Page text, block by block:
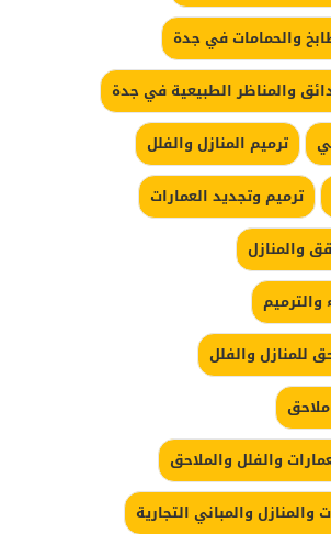
والحمامات في جدة
والمناظر الطبيعية في جدة
ترميم المنازل والفلل
ترميم وتجديد العمارات
والمنازل
والترميم
للمنازل والفلل
والفلل والملاحق
والمنازل والمباني التجارية